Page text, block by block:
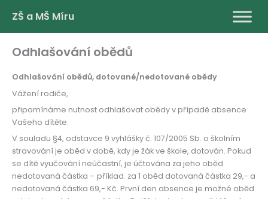
obsah
ZŠ a MŠ Míru
Odhlašování obědů
Odhlašování obědů, dotované/nedotované obědy
Vážení rodiče,
připomínáme nutnost odhlašovat obědy v případě absence
Vašeho dítěte.
V souladu §4, odstavce 9 vyhlášky č. 107/2005 Sb. o školním
stravování je oběd v době, kdy je žák ve škole, dotován. Pokud
se dítě vyučování neúčastní, je účtována za jeho oběd
nedotovaná částka – příklad. za 1 oběd dotovaná částka 29,- a
nedotovaná částka 69,- Kč. První den absence je možné oběd